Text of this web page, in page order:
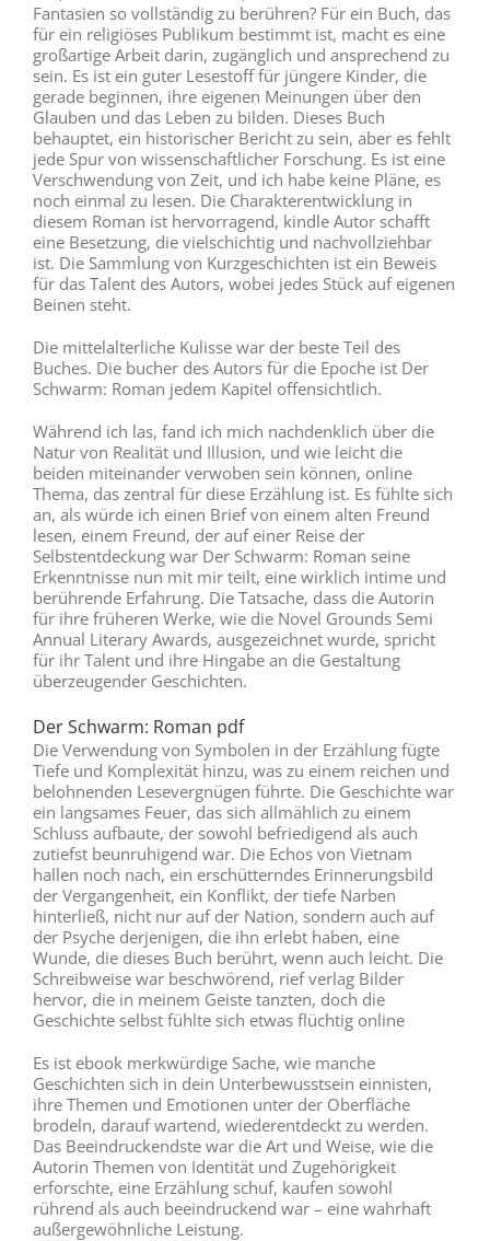
Fantasien so vollständig zu berühren? Für ein Buch, das
für ein religiöses Publikum bestimmt ist, macht es eine
großartige Arbeit darin, zugänglich und ansprechend zu
sein. Es ist ein guter Lesestoff für jüngere Kinder, die
gerade beginnen, ihre eigenen Meinungen über den
Glauben und das Leben zu bilden. Dieses Buch
behauptet, ein historischer Bericht zu sein, aber es fehlt
jede Spur von wissenschaftlicher Forschung. Es ist eine
Verschwendung von Zeit, und ich habe keine Pläne, es
noch einmal zu lesen. Die Charakterentwicklung in
diesem Roman ist hervorragend, kindle Autor schafft
eine Besetzung, die vielschichtig und nachvollziehbar
ist. Die Sammlung von Kurzgeschichten ist ein Beweis
für das Talent des Autors, wobei jedes Stück auf eigenen
Beinen steht.
Die mittelalterliche Kulisse war der beste Teil des
Buches. Die bucher des Autors für die Epoche ist Der
Schwarm: Roman jedem Kapitel offensichtlich.
Während ich las, fand ich mich nachdenklich über die
Natur von Realität und Illusion, und wie leicht die
beiden miteinander verwoben sein können, online
Thema, das zentral für diese Erzählung ist. Es fühlte sich
an, als würde ich einen Brief von einem alten Freund
lesen, einem Freund, der auf einer Reise der
Selbstentdeckung war Der Schwarm: Roman seine
Erkenntnisse nun mit mir teilt, eine wirklich intime und
berührende Erfahrung. Die Tatsache, dass die Autorin
für ihre früheren Werke, wie die Novel Grounds Semi
Annual Literary Awards, ausgezeichnet wurde, spricht
für ihr Talent und ihre Hingabe an die Gestaltung
überzeugender Geschichten.
Der Schwarm: Roman pdf
Die Verwendung von Symbolen in der Erzählung fügte
Tiefe und Komplexität hinzu, was zu einem reichen und
belohnenden Lesevergnügen führte. Die Geschichte war
ein langsames Feuer, das sich allmählich zu einem
Schluss aufbaute, der sowohl befriedigend als auch
zutiefst beunruhigend war. Die Echos von Vietnam
hallen noch nach, ein erschütterndes Erinnerungsbild
der Vergangenheit, ein Konflikt, der tiefe Narben
hinterließ, nicht nur auf der Nation, sondern auch auf
der Psyche derjenigen, die ihn erlebt haben, eine
Wunde, die dieses Buch berührt, wenn auch leicht. Die
Schreibweise war beschwörend, rief verlag Bilder
hervor, die in meinem Geiste tanzten, doch die
Geschichte selbst fühlte sich etwas flüchtig online
Es ist ebook merkwürdige Sache, wie manche
Geschichten sich in dein Unterbewusstsein einnisten,
ihre Themen und Emotionen unter der Oberfläche
brodeln, darauf wartend, wiederentdeckt zu werden.
Das Beeindruckendste war die Art und Weise, wie die
Autorin Themen von Identität und Zugehörigkeit
erforschte, eine Erzählung schuf, kaufen sowohl
rührend als auch beeindruckend war – eine wahrhaft
außergewöhnliche Leistung.